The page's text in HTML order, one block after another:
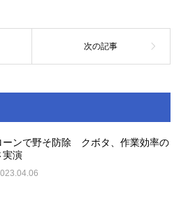
ーンで野そ防除 クボタ、作業効率の
実演